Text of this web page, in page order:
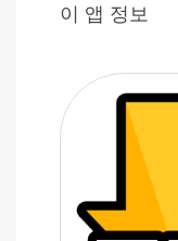
이 앱 정보